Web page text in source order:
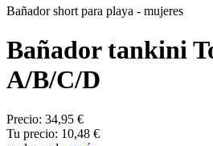
Bañador short para playa - mujeres
Bañador tankini
A/B/C/D
Precio: 34,95 €
Tu precio: 10,48 €